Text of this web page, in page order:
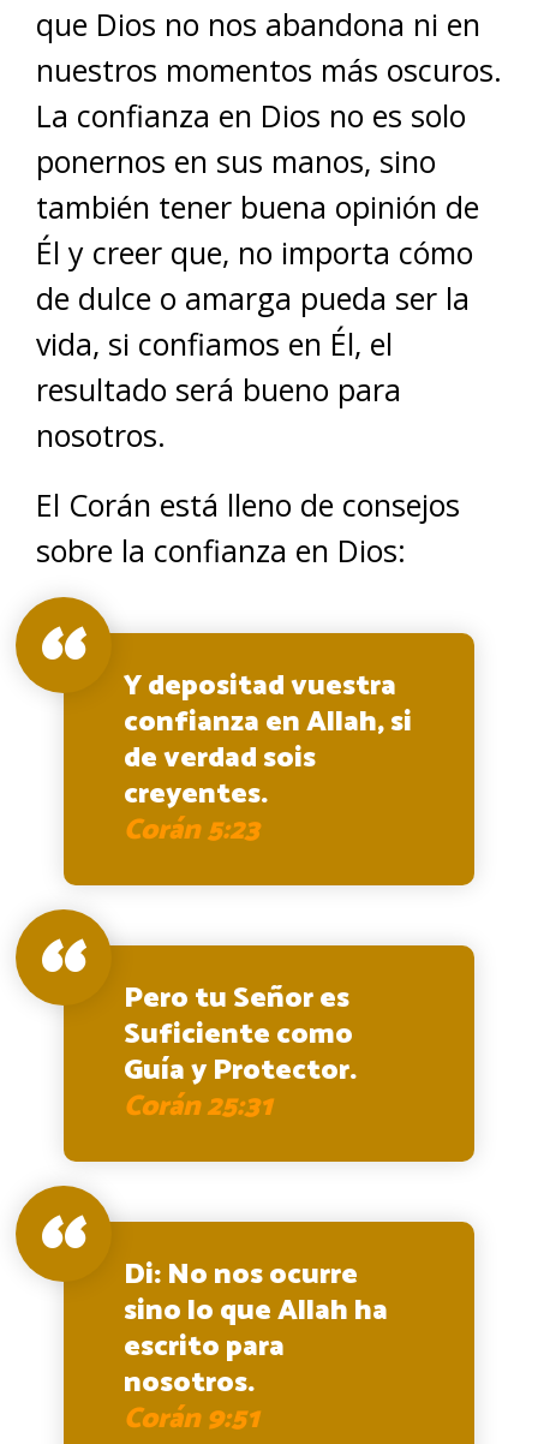
que Dios no nos abandona ni en
nuestros momentos más oscuros.
La confianza en Dios no es solo
ponernos en sus manos, sino
también tener buena opinión de
Él y creer que, no importa cómo
de dulce o amarga pueda ser la
vida, si confiamos en Él, el
resultado será bueno para
nosotros.
El Corán está lleno de consejos
sobre la confianza en Dios:
Y depositad vuestra
confianza en Allah, si
de verdad sois
creyentes.
Corán 5:23
Pero tu Señor es
Suficiente como
Guía y Protector.
Corán 25:31
Di: No nos ocurre
sino lo que Allah ha
escrito para
nosotros.
Corán 9:51